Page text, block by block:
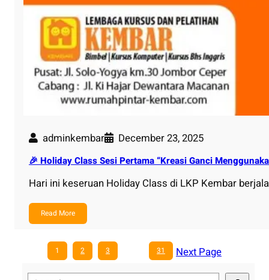
adminkembar December 23, 2025
🎉 Holiday Class Sesi Pertama “Kreasi Ganci
Hari ini keseruan Holiday Class di LKP Kembar
Read More
1 2 3 31
Next Page